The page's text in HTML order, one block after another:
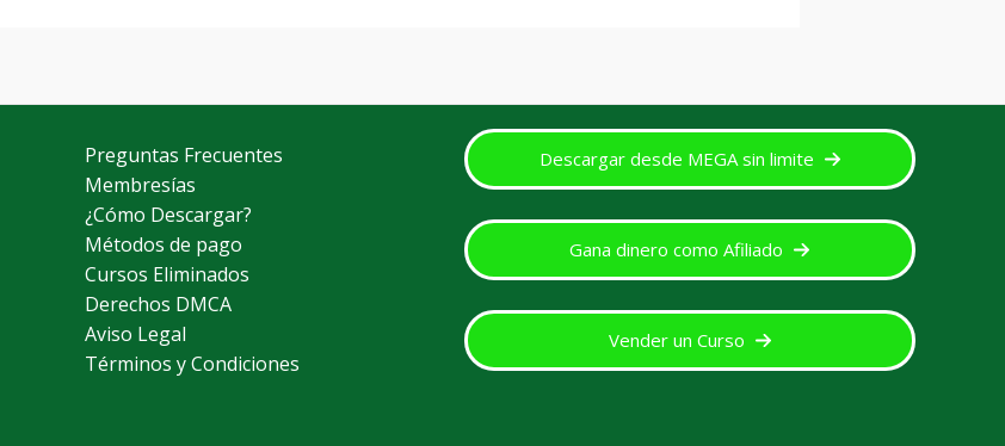
Preguntas Frecuentes
Membresías
¿Cómo Descargar?
Métodos de pago
Cursos Eliminados
Derechos DMCA
Aviso Legal
Términos y Condiciones
Descargar desde MEGA sin limite
Gana dinero como Afiliado
Vender un Curso